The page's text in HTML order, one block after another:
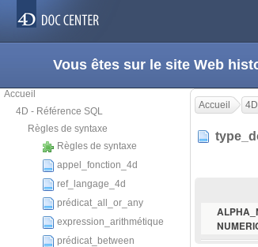
Vous êtes sur le site Web
Accueil
4D - Référence SQL
Règles de syntaxe
Règles de syntaxe
appel_fonction_4d
ref_langage_4d
prédicat_all_or_any
expression_arithmétique
prédicat_between
Accueil